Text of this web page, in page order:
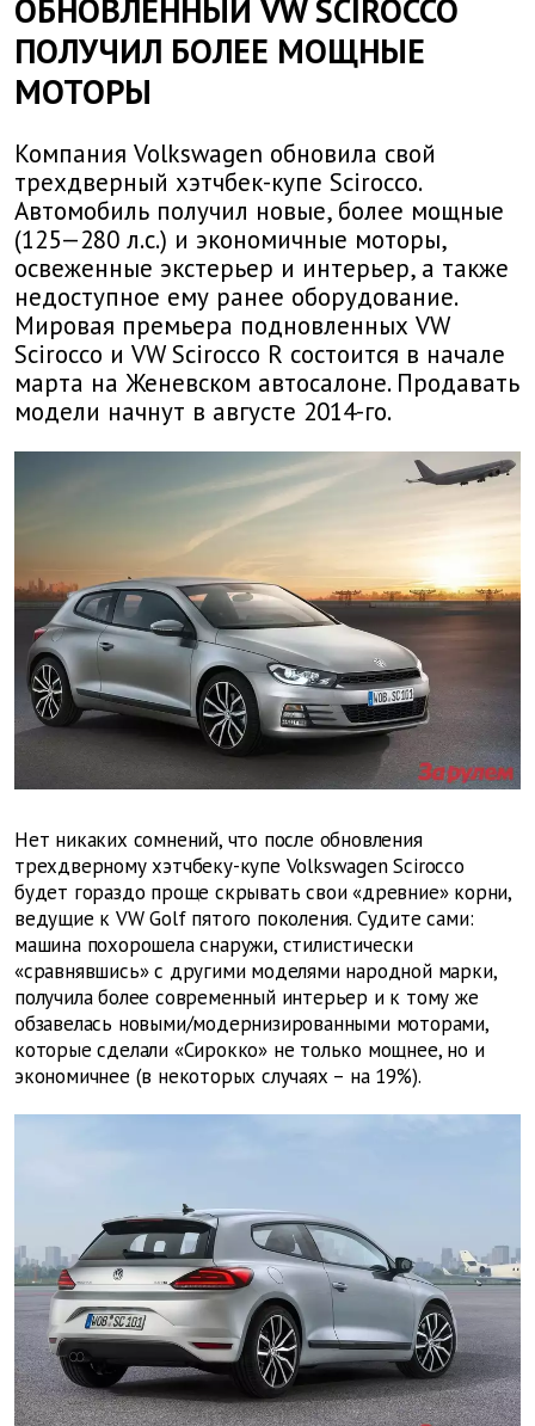
ОБНОВЛЕННЫЙ VW SCIROCCO
ПОЛУЧИЛ БОЛЕЕ МОЩНЫЕ
МОТОРЫ
Компания Volkswagen обновила свой
трехдверный хэтчбек-купе Scirocco.
Автомобиль получил новые, более мощные
(125—280 л.с.) и экономичные моторы,
освеженные экстерьер и интерьер, а также
недоступное ему ранее оборудование.
Мировая премьера подновленных VW
Scirocco и VW Scirocco R состоится в начале
марта на Женевском автосалоне. Продавать
модели начнут в августе 2014-го.
Нет никаких сомнений, что после обновления
трехдверному хэтчбеку-купе Volkswagen Scirocco
будет гораздо проще скрывать свои «древние» корни,
ведущие к VW Golf пятого поколения. Судите сами:
машина похорошела снаружи, стилистически
«сравнявшись» с другими моделями народной марки,
получила более современный интерьер и к тому же
обзавелась новыми/модернизированными моторами,
которые сделали «Сирокко» не только мощнее, но и
экономичнее (в некоторых случаях – на 19%).